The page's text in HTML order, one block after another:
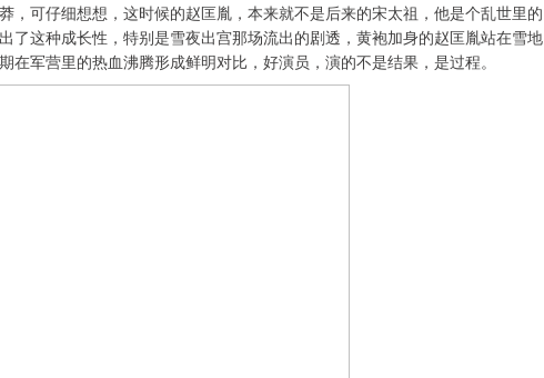
，可仔细想想，这时候的赵匡胤，本来就不是后来的宋太祖，他是个乱世里的
了这种成长性，特别是雪夜出宫那场流出的剧透，黄袍加身的赵匡胤站在雪地
军营里的热血沸腾形成鲜明对比，好演员，演的不是结果，是过程。